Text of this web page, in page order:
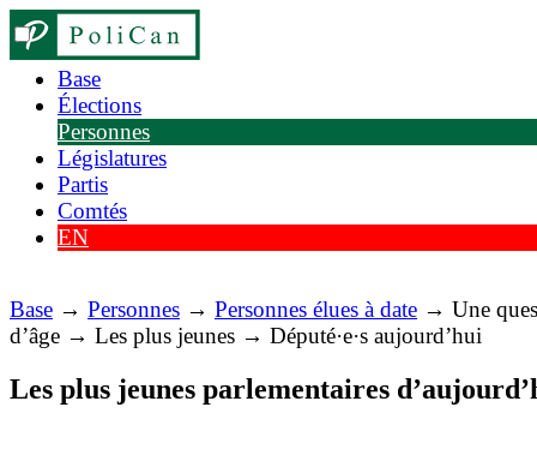
Base
Élections
Personnes
Législatures
Partis
Comtés
EN
Base → Personnes → Personnes élues à date → Une
d’âge → Les plus jeunes → Député·e·s aujourd’hui
Les plus jeunes parlementaires